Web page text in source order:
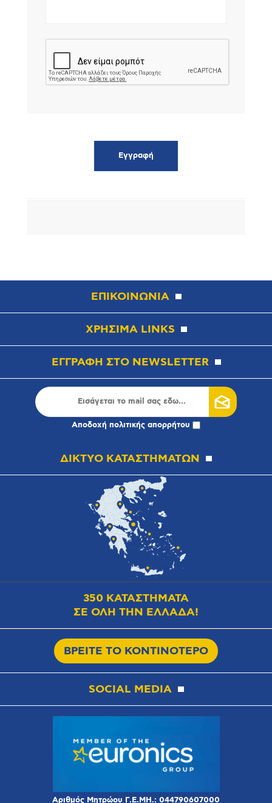
ΕΠΙΚΟΙΝΩΝΙΑ
ΧΡΗΣΙΜΑ LINKS
ΕΓΓΡΑΦΗ ΣΤΟ NEWSLETTER
Αποδοχή πολιτικής απορρήτου
ΔΙΚΤΥΟ ΚΑΤΑΣΤΗΜΑΤΩΝ
350 ΚΑΤΑΣΤΗΜΑΤΑ
ΣΕ ΟΛΗ ΤΗΝ ΕΛΛΑΔΑ!
ΒΡΕΙΤΕ ΤΟ ΚΟΝΤΙΝΟΤΕΡΟ
SOCIAL MEDIA